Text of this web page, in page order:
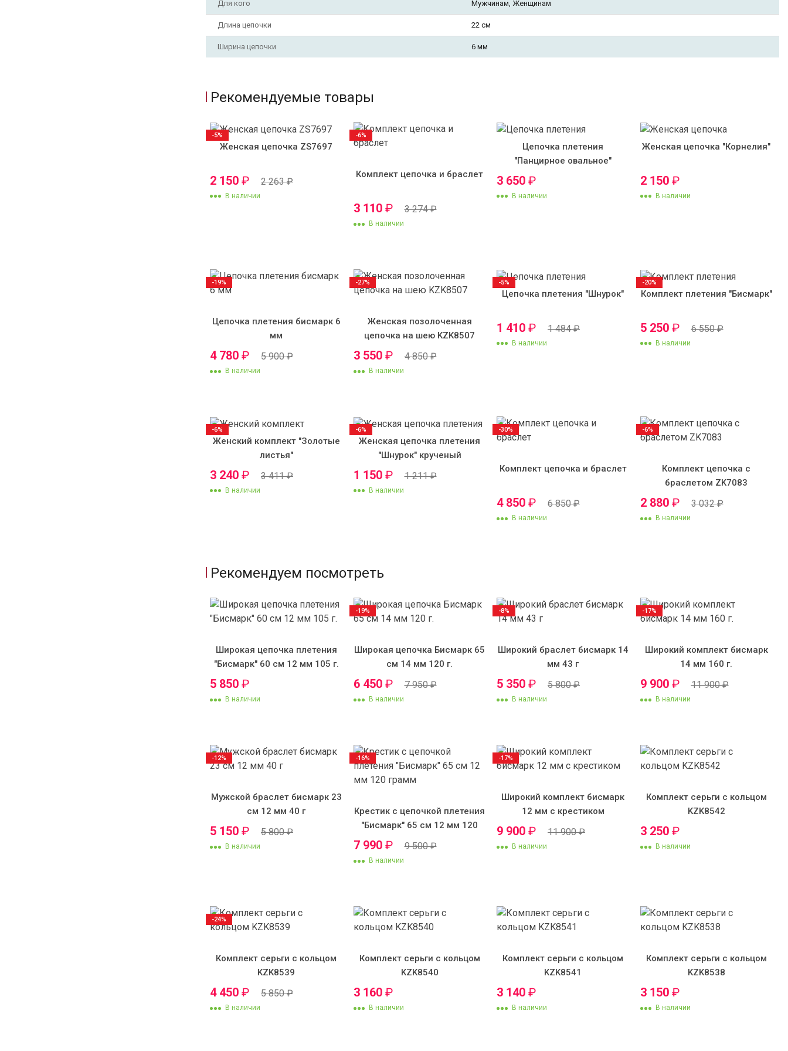
Для кого Мужчинам, Женщинам
Длина цепочки 22 см
Ширина цепочки 6 мм
Рекомендуемые товары
Женская цепочка ZS7697
2 150 ₽ 2 263₽
В наличии
-5%
Комплект цепочка и браслет
3 110 ₽ 3 274₽
В наличии
-6%
Цепочка плетения
"Панцирное овальное"
3 650 ₽
В наличии
Женская цепочка "Корнелия"
2 150 ₽
В наличии
Цепочка плетения бисмарк 6
мм
4 780 ₽ 5 900₽
В наличии
-19%
Женская позолоченная
цепочка на шею KZK8507
3 550 ₽ 4 850₽
В наличии
-27%
Цепочка плетения "Шнурок"
1 410 ₽ 1 484₽
В наличии
-5%
Комплект плетения "Бисмарк"
5 250 ₽ 6 550₽
В наличии
-20%
Женский комплект "Золотые
листья"
3 240 ₽ 3 411₽
В наличии
-6%
Женская цепочка плетения
"Шнурок" крученый
1 150 ₽ 1 211₽
В наличии
-6%
Комплект цепочка и браслет
4 850 ₽ 6 850₽
В наличии
-30%
Комплект цепочка с
браслетом ZK7083
2 880 ₽ 3 032₽
В наличии
-6%
Рекомендуем посмотреть
Широкая цепочка плетения
"Бисмарк" 60 см 12 мм 105 г.
5 850 ₽
В наличии
Широкая цепочка Бисмарк 65
см 14 мм 120 г.
6 450 ₽ 7 950₽
В наличии
-19%
Широкий браслет бисмарк 14
мм 43 г
5 350 ₽ 5 800₽
В наличии
-8%
Широкий комплект бисмарк
14 мм 160 г.
9 900 ₽ 11 900₽
В наличии
-17%
Мужской браслет бисмарк 23
см 12 мм 40 г
5 150 ₽ 5 800₽
В наличии
-12%
Крестик с цепочкой плетения
"Бисмарк" 65 см 12 мм 120
7 990 ₽ 9 500₽
В наличии
-16%
Широкий комплект бисмарк
12 мм с крестиком
9 900 ₽ 11 900₽
В наличии
-17%
Комплект серьги с кольцом
KZK8542
3 250 ₽
В наличии
Комплект серьги с кольцом
KZK8539
4 450 ₽ 5 850₽
В наличии
-24%
Комплект серьги с кольцом
KZK8540
3 160 ₽
В наличии
Комплект серьги с кольцом
KZK8541
3 140 ₽
В наличии
Комплект серьги с кольцом
KZK8538
3 150 ₽
В наличии